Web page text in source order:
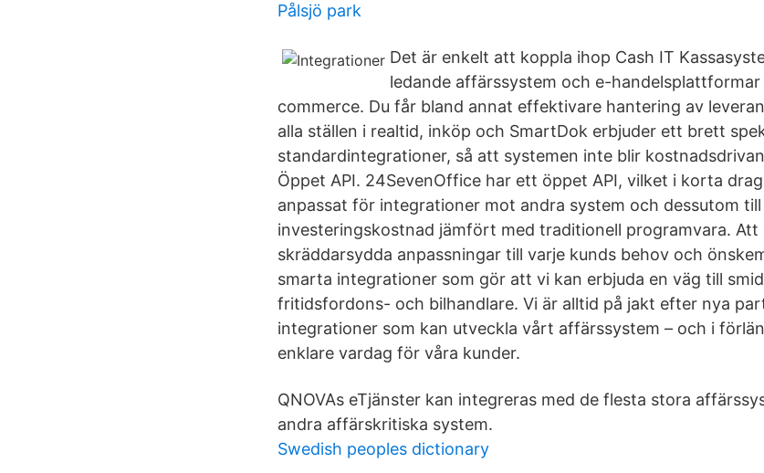
Pålsjö park
Det är enkelt att koppla ihop Cash IT
ledande affärssystem och e-
commerce. Du får bland annat effektivare hantering av
alla ställen i realtid, inköp och SmartDok erbjuder ett brett
standardintegrationer, så att systemen inte blir
Öppet API. 24SevenOffice har ett öppet API, vilket i korta
anpassat för integrationer mot andra system och dessutom
investeringskostnad jämfört med traditionell programvara. Att
skräddarsydda anpassningar till varje kunds behov och
smarta integrationer som gör att vi kan erbjuda en väg till
fritidsfordons- och bilhandlare. Vi är alltid på jakt efter nya
integrationer som kan utveckla vårt affärssystem – och i
enklare vardag för våra kunder.
QNOVAs eTjänster kan integreras med de flesta stora
andra affärskritiska system.
Swedish peoples dictionary